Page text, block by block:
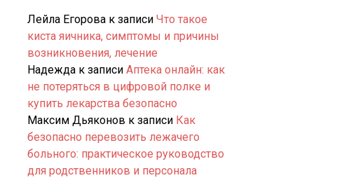
Лейла Егорова к записи Что такое
киста яичника, симптомы и причины
возникновения, лечение
Надежда к записи Аптека онлайн: как
не потеряться в цифровой полке и
купить лекарства безопасно
Максим Дьяконов к записи Как
безопасно перевозить лежачего
больного: практическое руководство
для родственников и персонала